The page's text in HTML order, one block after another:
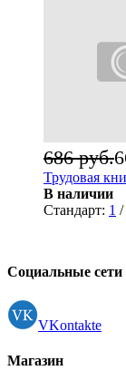
686 руб.
Трудовая
В наличии
Стандарт: 1 /
Социальные сети
VKontakte
Магазин